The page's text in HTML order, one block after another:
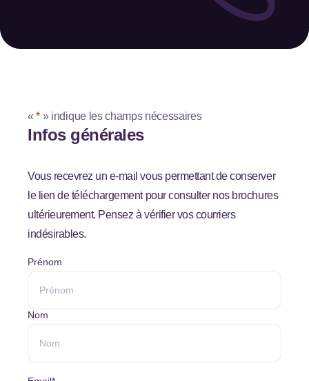
«* » indique les champs nécessaires
Infos générales
Vous recevrez un e-mail vous permettant de conserver
le lien de téléchargement pour consulter nos brochures
ultérieurement. Pensez à vérifier vos courriers
indésirables.
*Prénom
Nom